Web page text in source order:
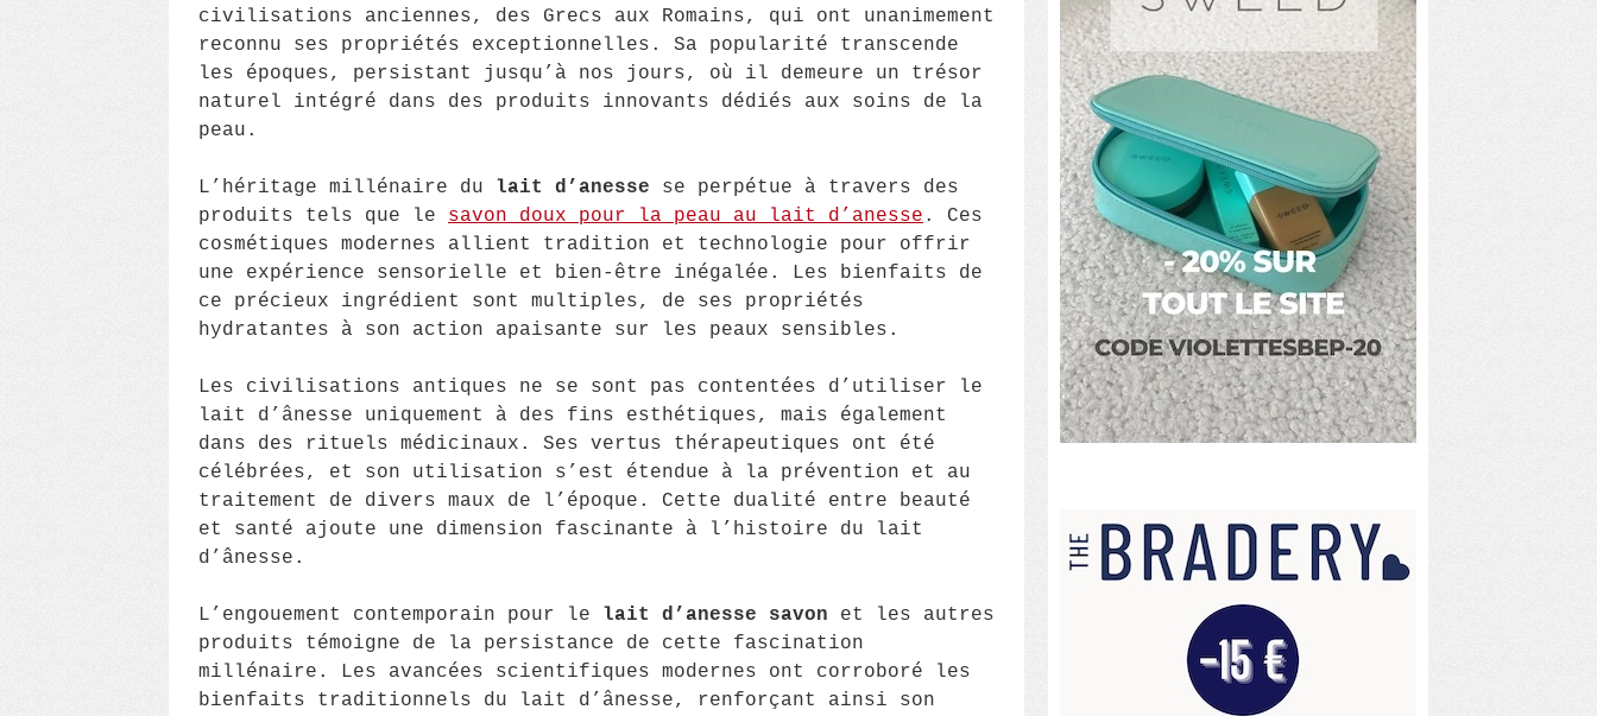
civilisations anciennes, des Grecs aux Romains, qui ont unanimement
reconnu ses propriétés exceptionnelles. Sa popularité transcende
les époques, persistant jusqu’à nos jours, où il demeure un trésor
naturel intégré dans des produits innovants dédiés aux soins de la
peau.
L’héritage millénaire du lait d’anesse se perpétue à travers des
produits tels que le savon doux pour la peau au lait d’anesse . Ces
cosmétiques modernes allient tradition et technologie pour offrir
une expérience sensorielle et bien-être inégalée. Les bienfaits de
ce précieux ingrédient sont multiples, de ses propriétés
hydratantes à son action apaisante sur les peaux sensibles.
Les civilisations antiques ne se sont pas contentées d’utiliser le
lait d’ânesse uniquement à des fins esthétiques, mais également
dans des rituels médicinaux. Ses vertus thérapeutiques ont été
célébrées, et son utilisation s’est étendue à la prévention et au
traitement de divers maux de l’époque. Cette dualité entre beauté
et santé ajoute une dimension fascinante à l’histoire du lait
d’ânesse.
L’engouement contemporain pour le lait d’anesse savon et les autres
produits témoigne de la persistance de cette fascination
millénaire. Les avancées scientifiques modernes ont corroboré les
bienfaits traditionnels du lait d’ânesse, renforçant ainsi son